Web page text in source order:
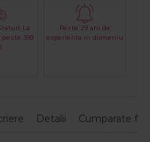
La
399
Peste 29 ani de
experienta in domeniu
Detalii Cumparate